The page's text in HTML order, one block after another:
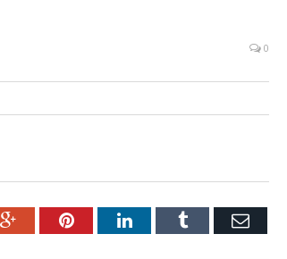
0
Google+PinterestLinkedInTumblr Email